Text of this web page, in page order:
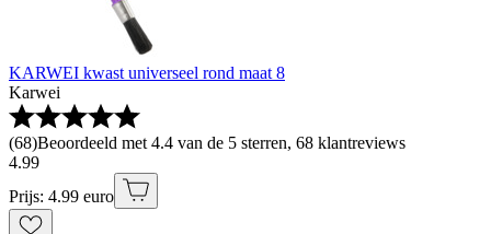
KARWEI kwast universeel rond maat 8
Karwei
(68)Beoordeeld met 4.4 van de 5 sterren, 68 klantreviews
4.99
Prijs: 4.99 euro